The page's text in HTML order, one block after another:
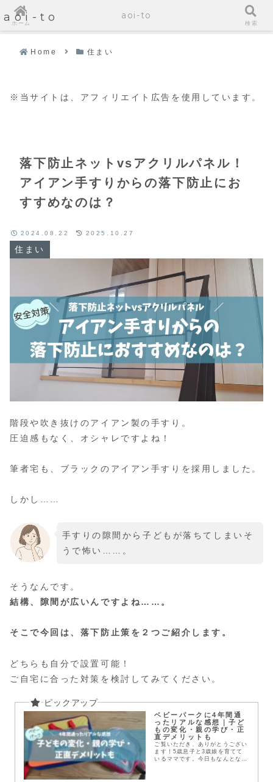
aoi-to
Home 住まい
落下防止ネットvsアクリルパネル！
アイアン手すりからの落下防止にお
すすめなのは？
※当サイトは、アフィリエイト広告を使用しています。
住まい
2024.08.22 2025.10.27
階段や吹き抜けのアイアン製の手すり。
圧迫感もなく、オシャレですよね！
筆者宅も、ブラックのアイアン手すりを採用しました。
しかし……
手すりの隙間から子どもが落ちてしまいそ
うで怖い……。
そうなんです。
結構、隙間が広いんですよね……。
そこで今回は、落下防止策を２つご紹介します。
どちらも自分で設置可能！
ご自宅に合った対策を検討してみてください。
ベビーパークに4年間通
ったリアルな感想｜子ど
もの変化・親の学び・正
直デメリットも
ご覧いただき、ありがとうござい
ます！5歳息子と3歳娘を育てて
いるママです。今日もなんとなく
ホーム
aoi-to
検索